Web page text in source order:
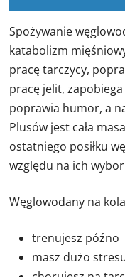
Spożywanie
katabolizm
pracę tarczycy,
pracę jelit,
poprawia humor, a
Plusów jest cała
ostatniego posiłku
względu na ich
Węglowodany na
trenujesz późno
masz dużo